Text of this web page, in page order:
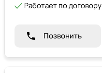
Работает по договору
Позвонить